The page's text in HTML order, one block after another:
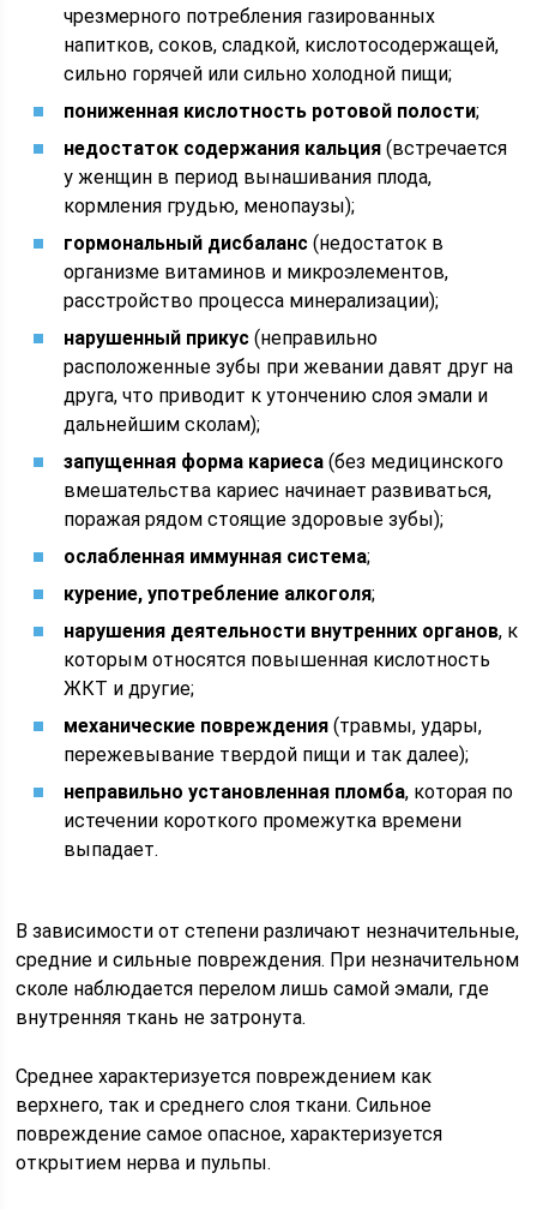
чрезмерного потребления газированных
напитков, соков, сладкой, кислотосодержащей,
сильно горячей или сильно холодной пищи;
пониженная кислотность ротовой полости;
недостаток содержания кальция (встречается
у женщин в период вынашивания плода,
кормления грудью, менопаузы);
гормональный дисбаланс (недостаток в
организме витаминов и микроэлементов,
расстройство процесса минерализации);
нарушенный прикус (неправильно
расположенные зубы при жевании давят друг на
друга, что приводит к утончению слоя эмали и
дальнейшим сколам);
запущенная форма кариеса (без медицинского
вмешательства кариес начинает развиваться,
поражая рядом стоящие здоровые зубы);
ослабленная иммунная система;
курение, употребление алкоголя;
нарушения деятельности внутренних органов, к
которым относятся повышенная кислотность
ЖКТ и другие;
механические повреждения (травмы, удары,
пережевывание твердой пищи и так далее);
неправильно установленная пломба, которая по
истечении короткого промежутка времени
выпадает.
В зависимости от степени различают незначительные,
средние и сильные повреждения. При незначительном
сколе наблюдается перелом лишь самой эмали, где
внутренняя ткань не затронута.
Среднее характеризуется повреждением как
верхнего, так и среднего слоя ткани. Сильное
повреждение самое опасное, характеризуется
открытием нерва и пульпы.